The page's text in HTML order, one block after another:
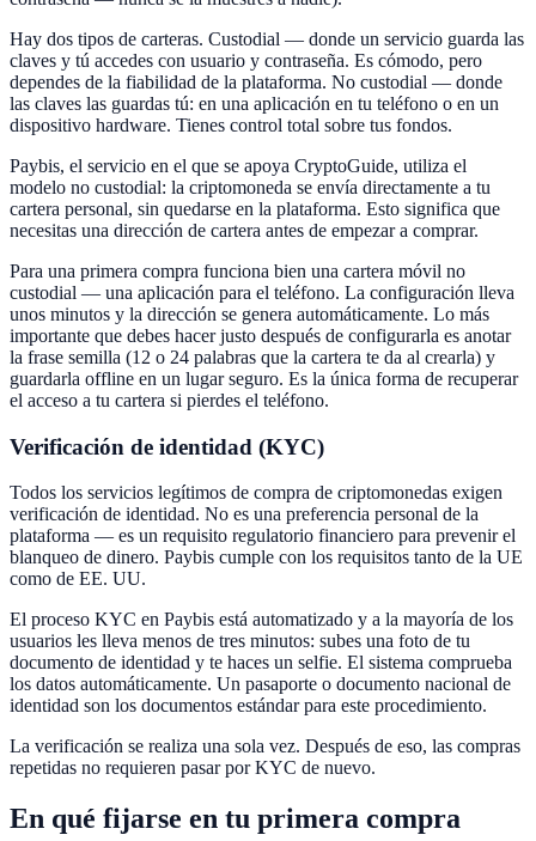
Hay dos tipos de carteras. Custodial — donde un servicio guarda las
claves y tú accedes con usuario y contraseña. Es cómodo, pero
dependes de la fiabilidad de la plataforma. No custodial — donde
las claves las guardas tú: en una aplicación en tu teléfono o en un
dispositivo hardware. Tienes control total sobre tus fondos.
Paybis, el servicio en el que se apoya CryptoGuide, utiliza el
modelo no custodial: la criptomoneda se envía directamente a tu
cartera personal, sin quedarse en la plataforma. Esto significa que
necesitas una dirección de cartera antes de empezar a comprar.
Para una primera compra funciona bien una cartera móvil no
custodial — una aplicación para el teléfono. La configuración lleva
unos minutos y la dirección se genera automáticamente. Lo más
importante que debes hacer justo después de configurarla es anotar
la frase semilla (12 o 24 palabras que la cartera te da al crearla) y
guardarla offline en un lugar seguro. Es la única forma de recuperar
el acceso a tu cartera si pierdes el teléfono.
Verificación de identidad (KYC)
Todos los servicios legítimos de compra de criptomonedas exigen
verificación de identidad. No es una preferencia personal de la
plataforma — es un requisito regulatorio financiero para prevenir el
blanqueo de dinero. Paybis cumple con los requisitos tanto de la UE
como de EE. UU.
El proceso KYC en Paybis está automatizado y a la mayoría de los
usuarios les lleva menos de tres minutos: subes una foto de tu
documento de identidad y te haces un selfie. El sistema comprueba
los datos automáticamente. Un pasaporte o documento nacional de
identidad son los documentos estándar para este procedimiento.
La verificación se realiza una sola vez. Después de eso, las compras
repetidas no requieren pasar por KYC de nuevo.
En qué fijarse en tu primera compra